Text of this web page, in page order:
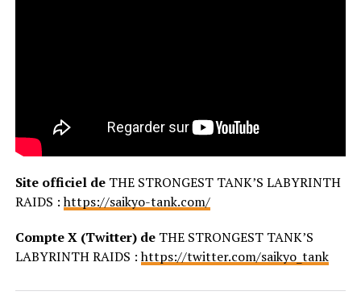
Site officiel de THE STRONGEST TANK’S LABYRINTH
RAIDS :https://saikyo-tank.com/
Compte X (Twitter) deTHE STRONGEST TANK’S
LABYRINTH RAIDS :https://twitter.com/saikyo_tank